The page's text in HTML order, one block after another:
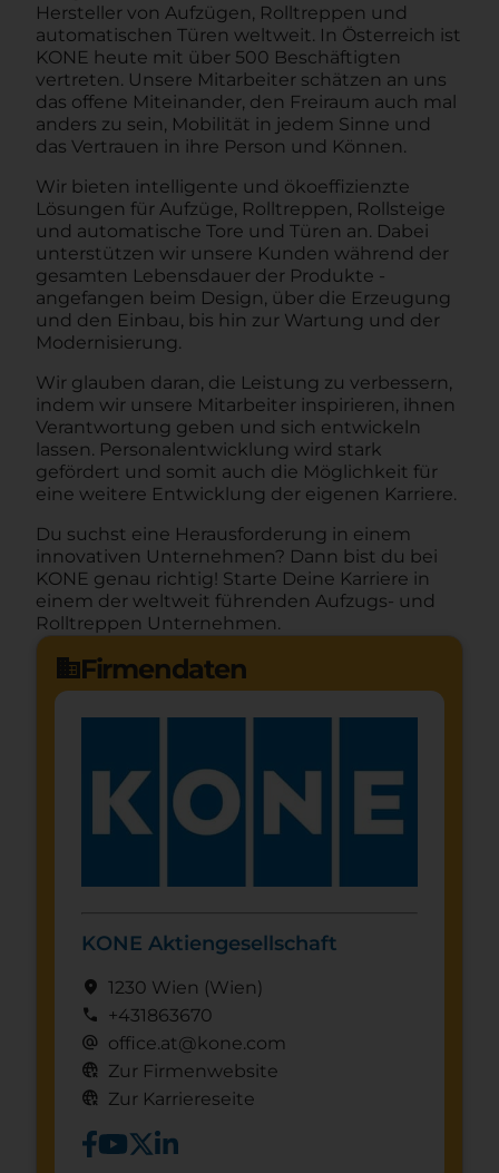
Hersteller von Aufzügen, Rolltreppen und
automatischen Türen weltweit. In Österreich ist
KONE heute mit über 500 Beschäftigten
vertreten. Unsere Mitarbeiter schätzen an uns
das offene Miteinander, den Freiraum auch mal
anders zu sein, Mobilität in jedem Sinne und
das Vertrauen in ihre Person und Können.
Wir bieten intelligente und ökoeffizienzte
Lösungen für Aufzüge, Rolltreppen, Rollsteige
und automatische Tore und Türen an. Dabei
unterstützen wir unsere Kunden während der
gesamten Lebensdauer der Produkte -
angefangen beim Design, über die Erzeugung
und den Einbau, bis hin zur Wartung und der
Modernisierung.
Wir glauben daran, die Leistung zu verbessern,
indem wir unsere Mitarbeiter inspirieren, ihnen
Verantwortung geben und sich entwickeln
lassen. Personalentwicklung wird stark
gefördert und somit auch die Möglichkeit für
eine weitere Entwicklung der eigenen Karriere.
Du suchst eine Herausforderung in einem
innovativen Unternehmen? Dann bist du bei
KONE genau richtig! Starte Deine Karriere in
einem der weltweit führenden Aufzugs- und
Rolltreppen Unternehmen.
domainFirmendaten
KONE Aktiengesellschaft
location_on 1230 Wien (Wien)
call +431863670
alternate_email office.at@kone.com
captive_portal Zur Firmenwebsite
captive_portal Zur Karriereseite